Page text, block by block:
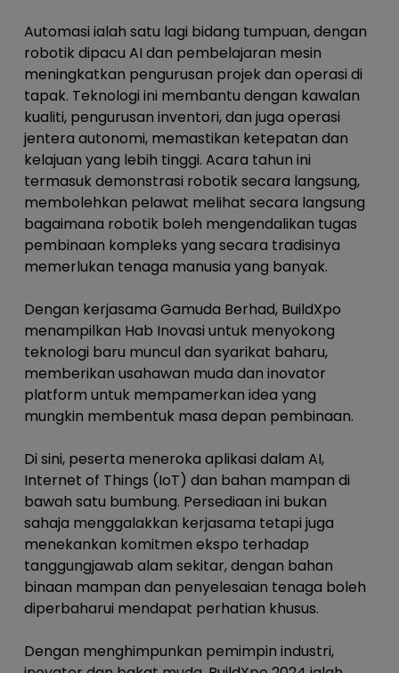
Automasi ialah satu lagi bidang tumpuan, dengan
robotik dipacu AI dan pembelajaran mesin
meningkatkan pengurusan projek dan operasi di
tapak. Teknologi ini membantu dengan kawalan
kualiti, pengurusan inventori, dan juga operasi
jentera autonomi, memastikan ketepatan dan
kelajuan yang lebih tinggi. Acara tahun ini
termasuk demonstrasi robotik secara langsung,
membolehkan pelawat melihat secara langsung
bagaimana robotik boleh mengendalikan tugas
pembinaan kompleks yang secara tradisinya
memerlukan tenaga manusia yang banyak.
Dengan kerjasama Gamuda Berhad, BuildXpo
menampilkan Hab Inovasi untuk menyokong
teknologi baru muncul dan syarikat baharu,
memberikan usahawan muda dan inovator
platform untuk mempamerkan idea yang
mungkin membentuk masa depan pembinaan.
Di sini, peserta meneroka aplikasi dalam AI,
Internet of Things (IoT) dan bahan mampan di
bawah satu bumbung. Persediaan ini bukan
sahaja menggalakkan kerjasama tetapi juga
menekankan komitmen ekspo terhadap
tanggungjawab alam sekitar, dengan bahan
binaan mampan dan penyelesaian tenaga boleh
diperbaharui mendapat perhatian khusus.
Dengan menghimpunkan pemimpin industri,